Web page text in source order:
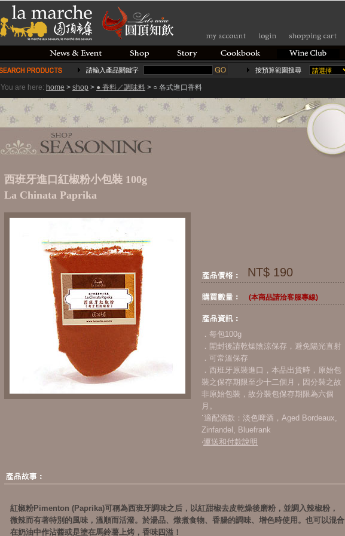
請輸入產品關鍵字 按預算範圍搜尋
You are here: home > shop > ● 香料／調味料 > ○ 各式進口香料
西班牙進口紅椒粉小包裝 100g
La Chinata Paprika
NT$ 190
(本商品請洽客服專線)
．每包100g
．開封後請乾燥陰涼保存，避免陽光直射
．可常溫保存
．西班牙原裝進口，本品出貨時，原始包
裝之保存期限至少十二個月，因分裝之故
非原始包裝，故分裝包保存期限為六個
月。
˙適配酒款：淡色啤酒，Aged Bordeaux,
Zinfandel, Bluefrank
‧運送和付款說明
紅椒粉Pimenton (Paprika)可稱為西班牙調味之后，以紅甜椒去皮乾燥後磨粉，並調入辣椒粉，
微辣而有著特別的風味，溫順而活潑。於湯品、燉煮食物、香腸的調味、增色時使用。也可以混合
在奶油中作沾醬或是塗在馬鈴薯上烤，香味四溢！